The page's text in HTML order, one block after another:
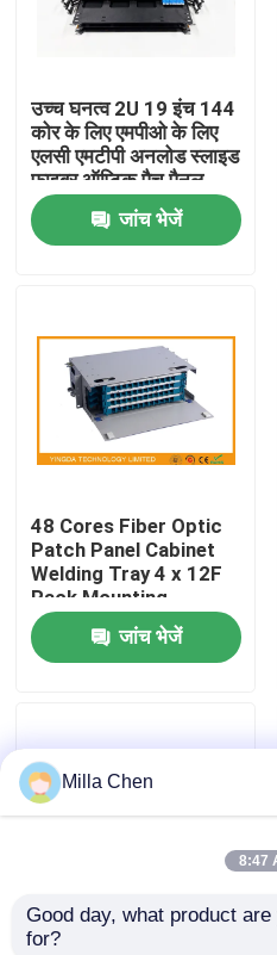
उत्पादों
हमारे बारे में
गुणवत्ता नियंत्रण
संपर्क करें
मामलों
एक उद्धरण का अनुरोध करें
फाइबर ऑप्टिक टर्मिनेशन बॉक्स
उच्च घनत्व 2U 19 इंच 144
कोर के लिए एमपीओ के लिए
एलसी एमटीपी अनलोड स्लाइड
फाइबर ऑप्टिक पैच पैनल
एमपीओ रैक डेटा सेंटर
समाधान
जांच भेजें
48 Cores Fiber Optic
Patch Panel Cabinet
Welding Tray 4 x 12F
Rack Mounting
जांच भेजें
डाटा सेंटर कैबिनेट रैक माउंट
Milla Chen
8:47
Good day, what product
for?